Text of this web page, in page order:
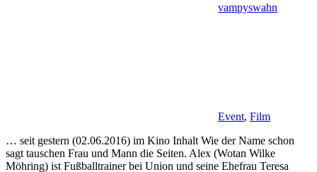
vampyswahn
Event, Film
… seit gestern (02.06.2016) im Kino Inhalt Wie der Name schon
sagt tauschen Frau und Mann die Seiten. Alex (Wotan Wilke
Möhring) ist Fußballtrainer bei Union und seine Ehefrau Teresa